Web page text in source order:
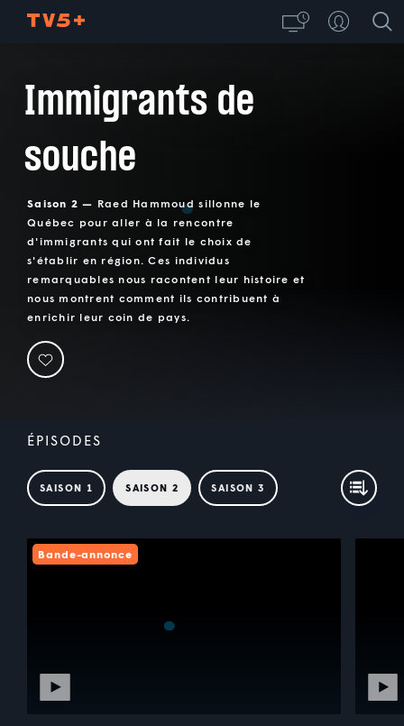
Immigrants de
souche
Saison 2 — Raed Hammoud sillonne le
Québec pour aller à la rencontre
d'immigrants qui ont fait le choix de
s'établir en région. Ces individus
remarquables nous racontent leur histoire et
nous montrent comment ils contribuent à
enrichir leur coin de pays.
ÉPISODES
SAISON 1 SAISON 2 SAISON 3
Bande-annonce